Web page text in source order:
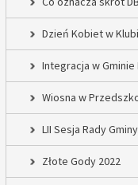
Dzień Kobiet w
Integracja w Gminie
Wiosna w
LII Sesja Rady
Złote Gody 2022